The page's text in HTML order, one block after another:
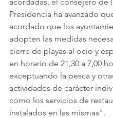
Presidencia ha avanzado
acordado que los
adopten las medidas
cierre de playas al ocio y
en horario de 21,30 a 7,00
exceptuando la pesca y
actividades de carácter
como los servicios de
instalados en las mismas".